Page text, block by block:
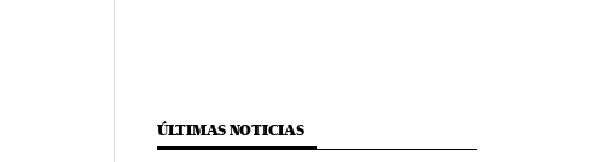
ÚLTIMAS NOTICIAS